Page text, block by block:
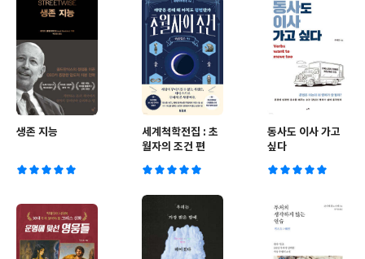
생존 지능
세계척학전집 : 초
월자의 조건 편
동사도 이사 가고
싶다